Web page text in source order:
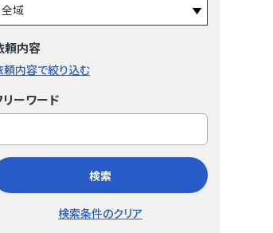
頼内容
頼内容で絞り込む
リーワード
検索
検索条件のクリア